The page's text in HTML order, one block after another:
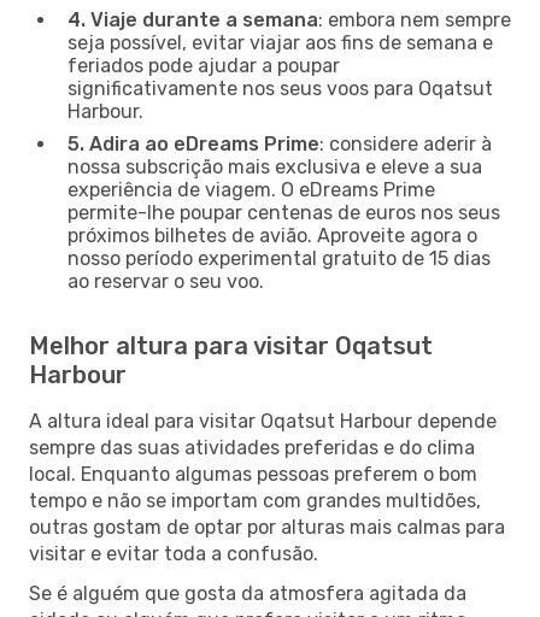
4. Viaje durante a semana: embora nem sempre
seja possível, evitar viajar aos fins de semana e
feriados pode ajudar a poupar
significativamente nos seus voos para Oqatsut
Harbour.
5. Adira ao eDreams Prime: considere aderir à
nossa subscrição mais exclusiva e eleve a sua
experiência de viagem. O eDreams Prime
permite-lhe poupar centenas de euros nos seus
próximos bilhetes de avião. Aproveite agora o
nosso período experimental gratuito de 15 dias
ao reservar o seu voo.
Melhor altura para visitar Oqatsut
Harbour
A altura ideal para visitar Oqatsut Harbour depende
sempre das suas atividades preferidas e do clima
local. Enquanto algumas pessoas preferem o bom
tempo e não se importam com grandes multidões,
outras gostam de optar por alturas mais calmas para
visitar e evitar toda a confusão.
Se é alguém que gosta da atmosfera agitada da